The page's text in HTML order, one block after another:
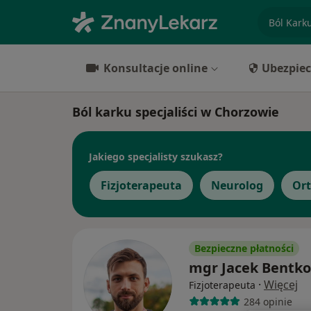
Konsultacje online
Ból karku specjaliści w Chorzowie
Jakiego specjalisty szukasz?
Fizjoterapeuta Neurolog
Bezpieczne płatności
mgr Jacek
Fizjoterapeuta · Więcej
284 opinie